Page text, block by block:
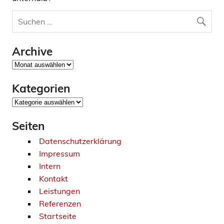
Archive
Archive
Kategorien
Kategorien
Seiten
Datenschutzerklärung
Impressum
Intern
Kontakt
Leistungen
Referenzen
Startseite